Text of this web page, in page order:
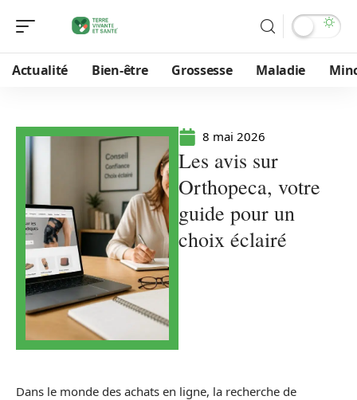
Actualité Bien-être Grossesse Maladie
8 mai 2026
Les avis sur
Orthopeca, votre
guide pour un
choix éclairé
Dans le monde des achats en ligne, la recherche de